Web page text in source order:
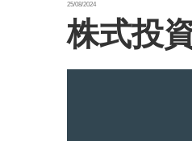
25/08/2024
株式投